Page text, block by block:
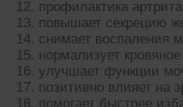
профилактика
повышает секрецию
снимает воспаления
нормализует
улучшает функции
позитивно влияет на
помогает быстрее